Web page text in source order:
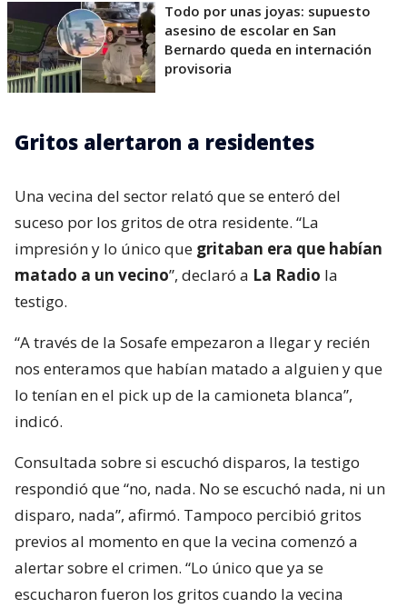
Todo por unas joyas: supuesto
asesino de escolar en San
Bernardo queda en internación
provisoria
Gritos alertaron a residentes
Una vecina del sector relató que se enteró del
suceso por los gritos de otra residente. “La
impresión y lo único que gritaban era que habían
matado a un vecino”, declaró a La Radio la
testigo.
“A través de la Sosafe empezaron a llegar y recién
nos enteramos que habían matado a alguien y que
lo tenían en el pick up de la camioneta blanca”,
indicó.
Consultada sobre si escuchó disparos, la testigo
respondió que “no, nada. No se escuchó nada, ni un
disparo, nada”, afirmó. Tampoco percibió gritos
previos al momento en que la vecina comenzó a
alertar sobre el crimen. “Lo único que ya se
escucharon fueron los gritos cuando la vecina